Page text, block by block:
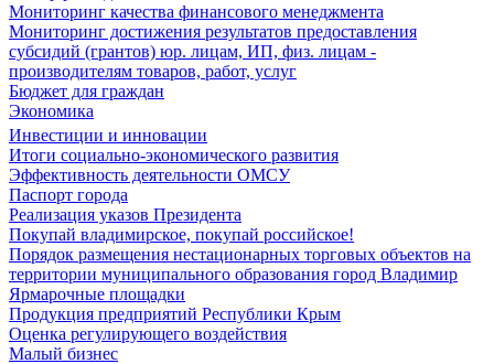
Мониторинг качества финансового менеджмента
Мониторинг достижения результатов предоставления
субсидий (грантов) юр. лицам, ИП, физ. лицам -
производителям товаров, работ, услуг
Бюджет для граждан
Экономика
Инвестиции и инновации
Итоги социально-экономического развития
Эффективность деятельности ОМСУ
Паспорт города
Реализация указов Президента
Покупай владимирское, покупай российское!
Порядок размещения нестационарных торговых объектов на
территории муниципального образования город Владимир
Ярмарочные площадки
Продукция предприятий Республики Крым
Оценка регулирующего воздействия
Малый бизнес